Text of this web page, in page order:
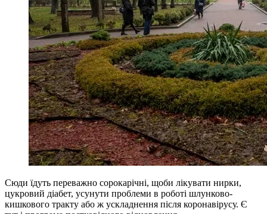
Сюди їдуть переважно сорокарічні, щоби лікувати нирки,
цукровий діабет, усунути проблеми в роботі шлунково-
кишкового тракту або ж ускладнення після коронавірусу. Є